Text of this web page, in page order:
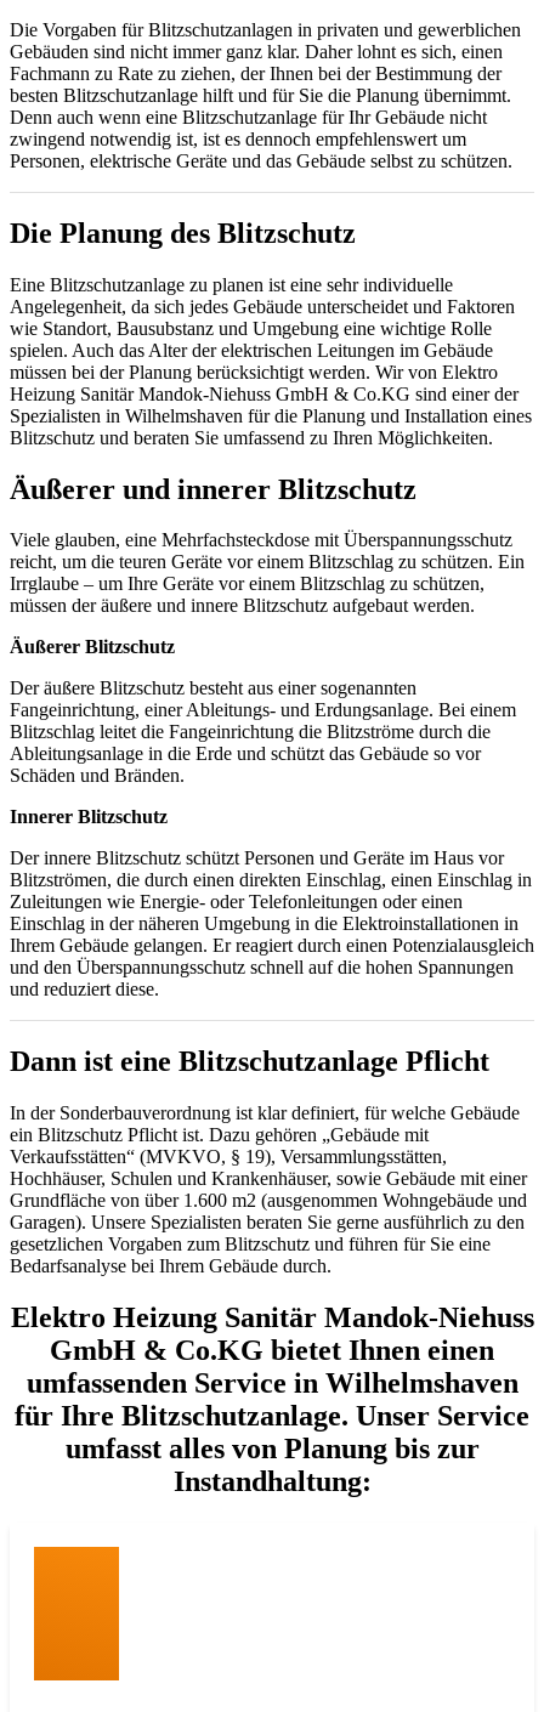
Die Vorgaben für Blitzschutzanlagen in privaten und gewerblichen
Gebäuden sind nicht immer ganz klar. Daher lohnt es sich, einen
Fachmann zu Rate zu ziehen, der Ihnen bei der Bestimmung der
besten Blitzschutzanlage hilft und für Sie die Planung übernimmt.
Denn auch wenn eine Blitzschutzanlage für Ihr Gebäude nicht
zwingend notwendig ist, ist es dennoch empfehlenswert um
Personen, elektrische Geräte und das Gebäude selbst zu schützen.
Die Planung des Blitzschutz
Eine Blitzschutzanlage zu planen ist eine sehr individuelle
Angelegenheit, da sich jedes Gebäude unterscheidet und Faktoren
wie Standort, Bausubstanz und Umgebung eine wichtige Rolle
spielen. Auch das Alter der elektrischen Leitungen im Gebäude
müssen bei der Planung berücksichtigt werden. Wir von Elektro
Heizung Sanitär Mandok-Niehuss GmbH & Co.KG sind einer der
Spezialisten in Wilhelmshaven für die Planung und Installation eines
Blitzschutz und beraten Sie umfassend zu Ihren Möglichkeiten.
Äußerer und innerer Blitzschutz
Viele glauben, eine Mehrfachsteckdose mit Überspannungsschutz
reicht, um die teuren Geräte vor einem Blitzschlag zu schützen. Ein
Irrglaube – um Ihre Geräte vor einem Blitzschlag zu schützen,
müssen der äußere und innere Blitzschutz aufgebaut werden.
Äußerer Blitzschutz
Der äußere Blitzschutz besteht aus einer sogenannten
Fangeinrichtung, einer Ableitungs- und Erdungsanlage. Bei einem
Blitzschlag leitet die Fangeinrichtung die Blitzströme durch die
Ableitungsanlage in die Erde und schützt das Gebäude so vor
Schäden und Bränden.
Innerer Blitzschutz
Der innere Blitzschutz schützt Personen und Geräte im Haus vor
Blitzströmen, die durch einen direkten Einschlag, einen Einschlag in
Zuleitungen wie Energie- oder Telefonleitungen oder einen
Einschlag in der näheren Umgebung in die Elektroinstallationen in
Ihrem Gebäude gelangen. Er reagiert durch einen Potenzialausgleich
und den Überspannungsschutz schnell auf die hohen Spannungen
und reduziert diese.
Dann ist eine Blitzschutzanlage Pflicht
In der Sonderbauverordnung ist klar definiert, für welche Gebäude
ein Blitzschutz Pflicht ist. Dazu gehören „Gebäude mit
Verkaufsstätten“ (MVKVO, § 19), Versammlungsstätten,
Hochhäuser, Schulen und Krankenhäuser, sowie Gebäude mit einer
Grundfläche von über 1.600 m2 (ausgenommen Wohngebäude und
Garagen). Unsere Spezialisten beraten Sie gerne ausführlich zu den
gesetzlichen Vorgaben zum Blitzschutz und führen für Sie eine
Bedarfsanalyse bei Ihrem Gebäude durch.
Elektro Heizung Sanitär Mandok-Niehuss
GmbH & Co.KG bietet Ihnen einen
umfassenden Service in Wilhelmshaven
für Ihre Blitzschutzanlage. Unser Service
umfasst alles von Planung bis zur
Instandhaltung: